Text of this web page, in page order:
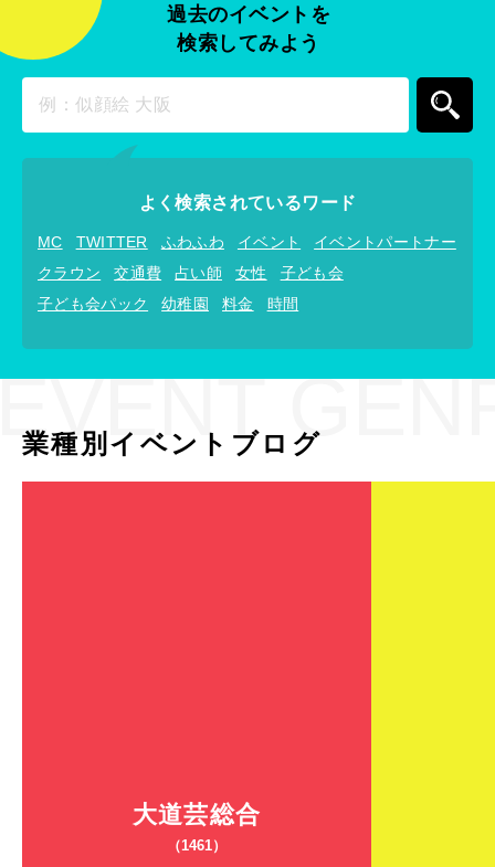
過去のイベントを
検索してみよう
よく検索されているワード
MC TWITTER ふわふわ イベント
イベントパートナー
クラウン
交通費 占い師 女性
子ども会
子ども会パック
幼稚園 料金 時間
業種別イベントブログ
大道芸総合
（1461）